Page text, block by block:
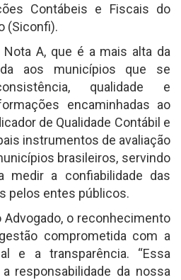
Contábeis e Fiscais do
(Siconfi).
A, que é a mais alta da
aos municípios que se
qualidade e
encaminhadas ao
de Qualidade Contábil e
instrumentos de avaliação
brasileiros, servindo
medir a confiabilidade das
pelos entes públicos.
Advogado, o reconhecimento
comprometida com a
e a transparência. “Essa
responsabilidade da nossa